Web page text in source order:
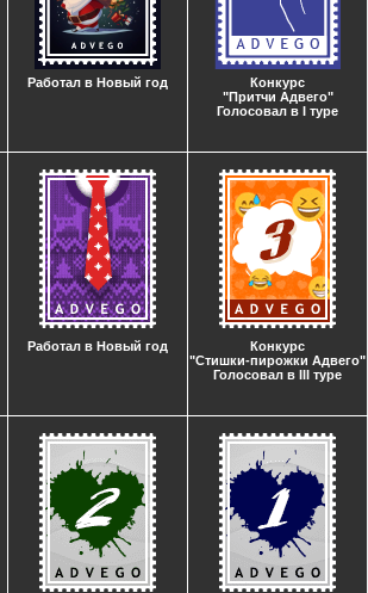
Работал в Новый год
Конкурс
"Притчи Адвего"
Голосовал в I туре
Работал в Новый год
Конкурс
"Стишки-пирожки Адвего"
Голосовал в III туре